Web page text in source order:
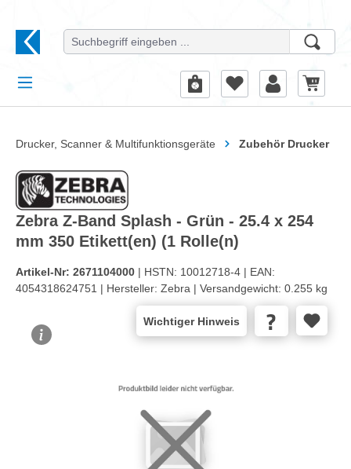
Drucker, Scanner & Multifunktionsgeräte Zubehör Drucker
Zebra Z-Band Splash - Grün - 25.4 x 254
mm 350 Etikett(en) (1 Rolle(n)
Artikel-Nr: 2671104000 | HSTN: 10012718-4 | EAN:
4054318624751 | Hersteller: Zebra | Versandgewicht: 0.255 kg
Wichtiger Hinweis